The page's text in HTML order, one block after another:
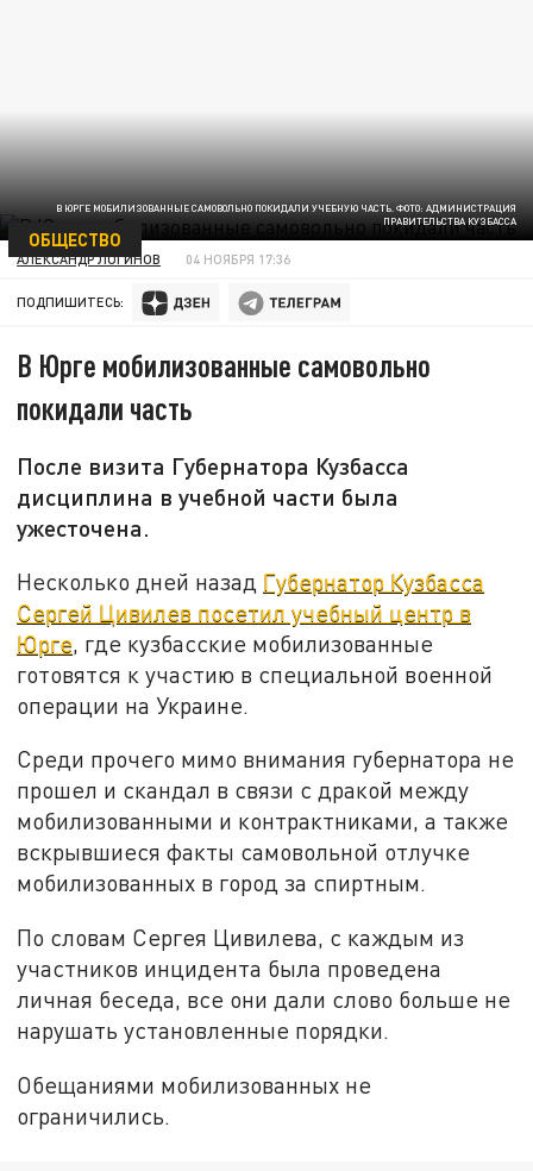
В ЮРГЕ МОБИЛИЗОВАННЫЕ САМОВОЛЬНО ПОКИДАЛИ УЧЕБНУЮ ЧАСТЬ. ФОТО: АДМИНИСТРАЦИЯ
ПРАВИТЕЛЬСТВА КУЗБАССА
ОБЩЕСТВО
АЛЕКСАНДР ЛОГИНОВ 04 НОЯБРЯ 17:36
ПОДПИШИТЕСЬ:
В Юрге мобилизованные самовольно
покидали часть
После визита Губернатора Кузбасса
дисциплина в учебной части была
ужесточена.
Несколько дней назад Губернатор Кузбасса
Сергей Цивилев посетил учебный центр в
Юрге, где кузбасские мобилизованные
готовятся к участию в специальной военной
операции на Украине.
Среди прочего мимо внимания губернатора не
прошел и скандал в связи с дракой между
мобилизованными и контрактниками, а также
вскрывшиеся факты самовольной отлучке
мобилизованных в город за спиртным.
По словам Сергея Цивилева, с каждым из
участников инцидента была проведена
личная беседа, все они дали слово больше не
нарушать установленные порядки.
Обещаниями мобилизованных не
ограничились.